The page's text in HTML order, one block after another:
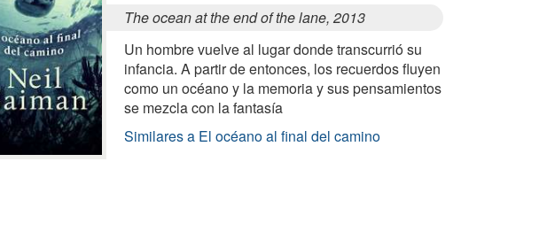
The ocean at the end of the lane, 2013
Un hombre vuelve al lugar donde transcurrió su
infancia. A partir de entonces, los recuerdos fluyen
como un océano y la memoria y sus pensamientos
se mezcla con la fantasía
Similares a El océano al final del camino